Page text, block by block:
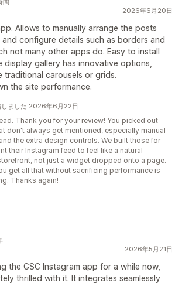
2026年6月20日
Allows to manually arrange the posts
configure details such as borders and
not many other apps do. Easy to install
display gallery has innovative options,
traditional carousels or grids.
the site performance.
間
ました 2026年6月22日
Thank you for your review! You picked out
don't always get mentioned, especially manual
the extra design controls. We built those for
their Instagram feed to feel like a natural
not just a widget dropped onto a page.
get all that without sacrificing performance is
Thanks again!
2026年5月21日
the GSC Instagram app for a while now,
thrilled with it. It integrates seamlessly